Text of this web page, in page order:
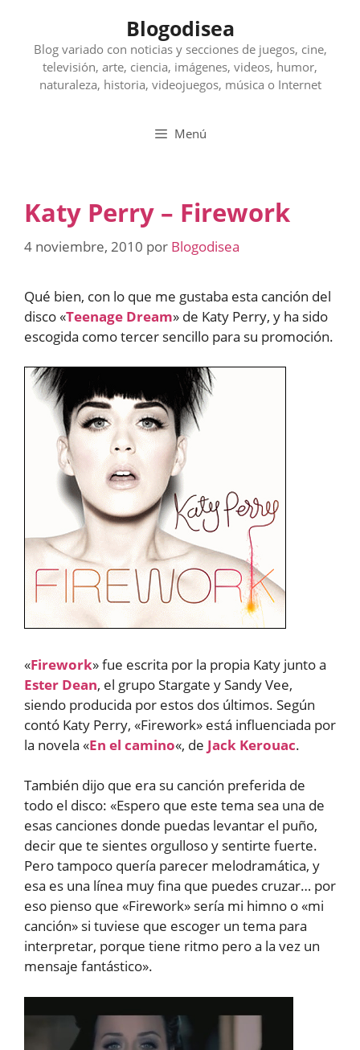
contenido
Blogodisea
Blog variado con noticias y secciones de juegos, cine,
televisión, arte, ciencia, imágenes, videos, humor,
naturaleza, historia, videojuegos, música o Internet
Menú
Katy Perry – Firework
4 noviembre, 2010 por Blogodisea
Qué bien, con lo que me gustaba esta canción del
disco «Teenage Dream» de Katy Perry, y ha sido
escogida como tercer sencillo para su promoción.
«Firework» fue escrita por la propia Katy junto a
Ester Dean, el grupo Stargate y Sandy Vee,
siendo producida por estos dos últimos. Según
contó Katy Perry, «Firework» está influenciada por
la novela «En el camino«, de Jack Kerouac.
También dijo que era su canción preferida de
todo el disco: «Espero que este tema sea una de
esas canciones donde puedas levantar el puño,
decir que te sientes orgulloso y sentirte fuerte.
Pero tampoco quería parecer melodramática, y
esa es una línea muy fina que puedes cruzar… por
eso pienso que «Firework» sería mi himno o «mi
canción» si tuviese que escoger un tema para
interpretar, porque tiene ritmo pero a la vez un
mensaje fantástico».